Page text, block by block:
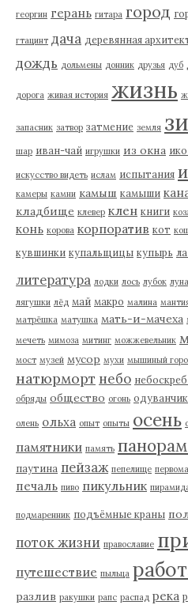
георгин герань гитара город
гтацинт дача деревянная
дождь дольмены донник друзья дуб
дорога живая история жизнь
запасник затвор затмение земля
шар иван-чай игрушки из окна
искусство видеть ислам испытания
камеры камни камыш камыши
кладбище клевер клен книги
конь корова корпоратив кот
кувшинки купальщицы купырь
литература лодки лось лубок луна
лягушки лёд май макро малина
матрёшка матушка мать-и-мачеха
мечеть мимоза митинг можжевельник
мост музей мусор мухи мышиный
натюрморт небо
обряды общество огонь
олень ольха опыт опыты осень
памятники память
паутина пейзаж пепелище
печаль пиво пикульник
подмаренник подъёмные краны
поток жизни православие
путешествие пыльца
разлив ракушки рапс распад река